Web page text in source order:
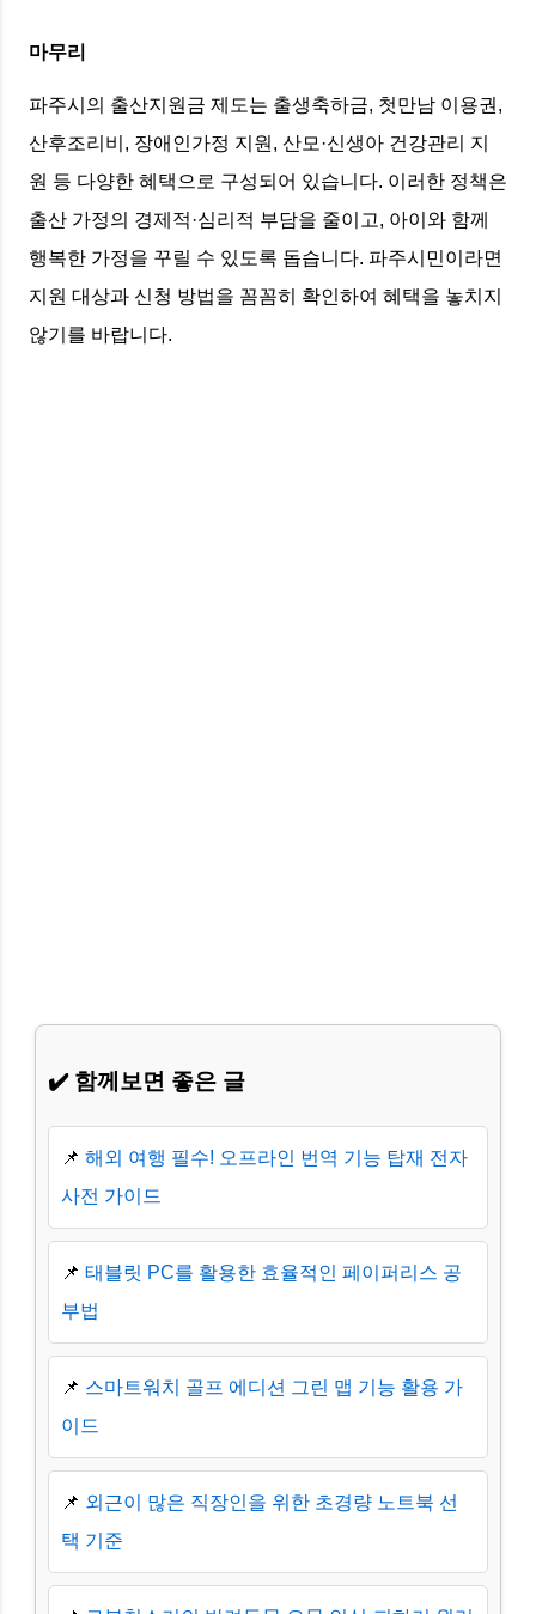
마무리
파주시의 출산지원금 제도는 출생축하금, 첫만남 이용권,
산후조리비, 장애인가정 지원, 산모·신생아 건강관리 지
원 등 다양한 혜택으로 구성되어 있습니다. 이러한 정책은
출산 가정의 경제적·심리적 부담을 줄이고, 아이와 함께
행복한 가정을 꾸릴 수 있도록 돕습니다. 파주시민이라면
지원 대상과 신청 방법을 꼼꼼히 확인하여 혜택을 놓치지
않기를 바랍니다.
✔️ 함께보면 좋은 글
📌 해외 여행 필수! 오프라인 번역 기능 탑재 전자
사전 가이드
📌 태블릿 PC를 활용한 효율적인 페이퍼리스 공
부법
📌 스마트워치 골프 에디션 그린 맵 기능 활용 가
이드
📌 외근이 많은 직장인을 위한 초경량 노트북 선
택 기준